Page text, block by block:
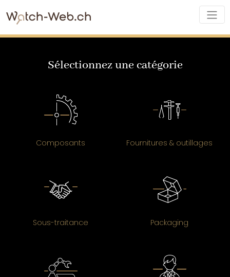
Sélectionnez une catégorie
Composants Fournitures & outillages
Sous-traitance Packaging